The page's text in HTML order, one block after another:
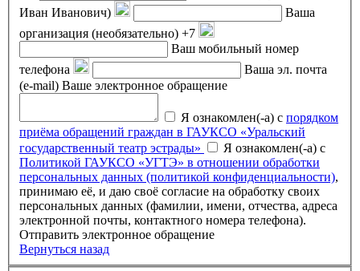
Иван Иванович)
Ваша
организация (необязательно) +7
Ваш мобильный номер
телефона
Ваша эл. почта
(e-mail) Ваше электронное обращение
Я ознакомлен(-а) с порядком
приёма обращений граждан в ГАУКСО «Уральский
государственный театр эстрады»
Я ознакомлен(-а) с
Политикой ГАУКСО «УГТЭ» в отношении обработки
персональных данных (политикой конфиденциальности),
принимаю её, и даю своё согласие на обработку своих
персональных данных (фамилии, имени, отчества, адреса
электронной почты, контактного номера телефона).
Отправить электронное обращение
Вернуться назад